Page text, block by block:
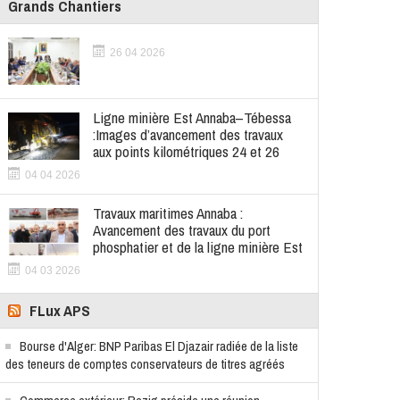
Grands Chantiers
26 04 2026
Ligne minière Est Annaba–Tébessa
:Images d’avancement des travaux
aux points kilométriques 24 et 26
04 04 2026
Travaux maritimes Annaba :
Avancement des travaux du port
phosphatier et de la ligne minière Est
04 03 2026
FLux APS
Bourse d'Alger: BNP Paribas El Djazair radiée de la liste
des teneurs de comptes conservateurs de titres agréés